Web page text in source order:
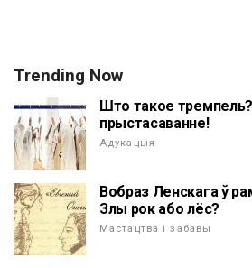
Trending Now
Што такое
прыстасаванне!
Адукацыя
Вобраз Ленскага ў
Злы рок або лёс?
Мастацтва і забавы